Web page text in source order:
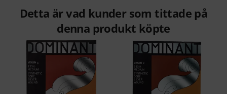
Detta är vad kunder som tittade på
denna produkt köpte